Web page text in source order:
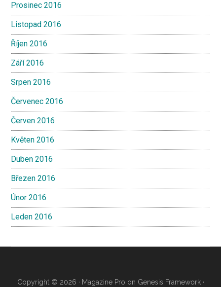
Prosinec 2016
Listopad 2016
Říjen 2016
Září 2016
Srpen 2016
Červenec 2016
Červen 2016
Květen 2016
Duben 2016
Březen 2016
Únor 2016
Leden 2016
Copyright © 2026 · Magazine Pro on Genesis Framework·